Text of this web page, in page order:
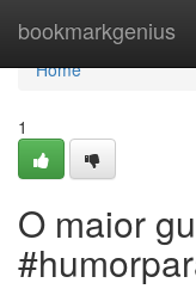
bookmarkgenius
Home
Home
1
O maior